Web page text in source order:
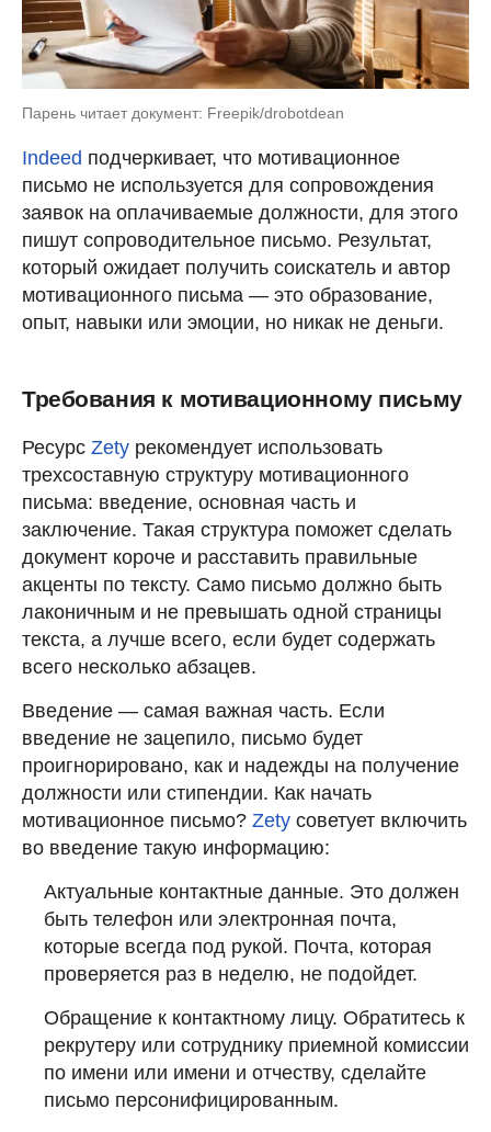
Парень читает документ: Freepik/drobotdean
Indeed подчеркивает, что мотивационное
письмо не используется для сопровождения
заявок на оплачиваемые должности, для этого
пишут сопроводительное письмо. Результат,
который ожидает получить соискатель и автор
мотивационного письма — это образование,
опыт, навыки или эмоции, но никак не деньги.
Требования к мотивационному письму
Ресурс Zety рекомендует использовать
трехсоставную структуру мотивационного
письма: введение, основная часть и
заключение. Такая структура поможет сделать
документ короче и расставить правильные
акценты по тексту. Само письмо должно быть
лаконичным и не превышать одной страницы
текста, а лучше всего, если будет содержать
всего несколько абзацев.
Введение — самая важная часть. Если
введение не зацепило, письмо будет
проигнорировано, как и надежды на получение
должности или стипендии. Как начать
мотивационное письмо? Zety советует включить
во введение такую информацию:
Актуальные контактные данные. Это должен
быть телефон или электронная почта,
которые всегда под рукой. Почта, которая
проверяется раз в неделю, не подойдет.
Обращение к контактному лицу. Обратитесь к
рекрутеру или сотруднику приемной комиссии
по имени или имени и отчеству, сделайте
письмо персонифицированным.